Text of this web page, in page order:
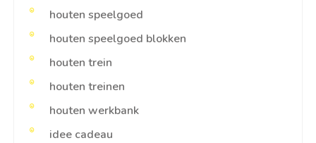
houten speelgoed
houten speelgoed blokken
houten trein
houten treinen
houten werkbank
idee cadeau